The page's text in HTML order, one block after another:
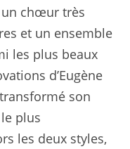
un chœur très
et un ensemble
les plus beaux
d’Eugène
son
plus
les deux styles,